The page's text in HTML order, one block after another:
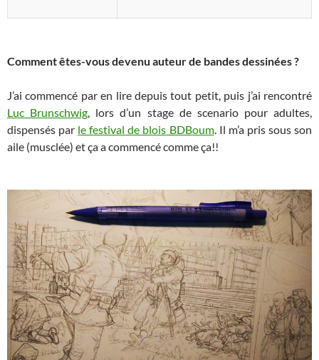
Comment êtes-vous devenu auteur de bandes dessinées ?
J’ai commencé par en lire depuis tout petit, puis j’ai rencontré
Luc Brunschwig, lors d’un stage de scenario pour adultes,
dispensés par le festival de blois BDBoum. Il m’a pris sous son
aile (musclée) et ça a commencé comme ça!!